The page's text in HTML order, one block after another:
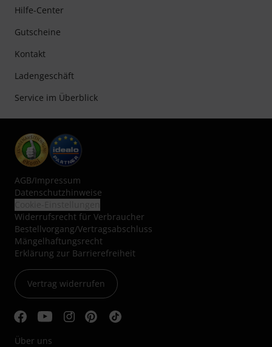
Hilfe-Center
Gutscheine
Kontakt
Ladengeschäft
Service im Überblick
AGB/Impressum
Datenschutzhinweise
Widerrufsrecht für Verbraucher
Bestellvorgang/Vertragsabschluss
Mängelhaftungsrecht
Erklärung zur Barrierefreiheit
Vertrag widerrufen
Über uns